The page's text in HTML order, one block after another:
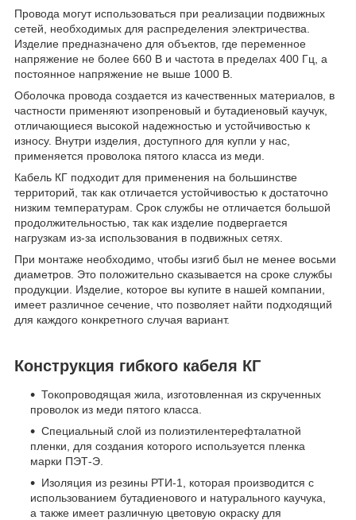
Провода могут использоваться при реализации подвижных
сетей, необходимых для распределения электричества.
Изделие предназначено для объектов, где переменное
напряжение не более 660 В и частота в пределах 400 Гц, а
постоянное напряжение не выше 1000 В.
Оболочка провода создается из качественных материалов, в
частности применяют изопреновый и бутадиеновый каучук,
отличающиеся высокой надежностью и устойчивостью к
износу. Внутри изделия, доступного для купли у нас,
применяется проволока пятого класса из меди.
Кабель КГ подходит для применения на большинстве
территорий, так как отличается устойчивостью к достаточно
низким температурам. Срок службы не отличается большой
продолжительностью, так как изделие подвергается
нагрузкам из-за использования в подвижных сетях.
При монтаже необходимо, чтобы изгиб был не менее восьми
диаметров. Это положительно сказывается на сроке службы
продукции. Изделие, которое вы купите в нашей компании,
имеет различное сечение, что позволяет найти подходящий
для каждого конкретного случая вариант.
Конструкция гибкого кабеля КГ
Токопроводящая жила, изготовленная из скрученных
проволок из меди пятого класса.
Специальный слой из полиэтилентерефталатной
пленки, для создания которого используется пленка
марки ПЭТ-Э.
Изоляция из резины РТИ-1, которая производится с
использованием бутадиенового и натурального каучука,
а также имеет различную цветовую окраску для